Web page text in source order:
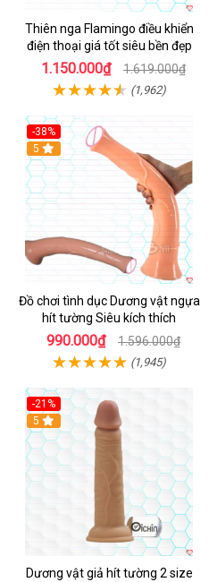
Thiên nga Flamingo điều khiển
điện thoại giá tốt siêu bền đẹp
1.150.000₫ 1.619.000₫
(1,962)
-38%
Hot
5
Đồ chơi tình dục Dương vật ngựa
hít tường Siêu kích thích
990.000₫ 1.596.000₫
(1,945)
-21%
Hot
5
Dương vật giả hít tường 2 size